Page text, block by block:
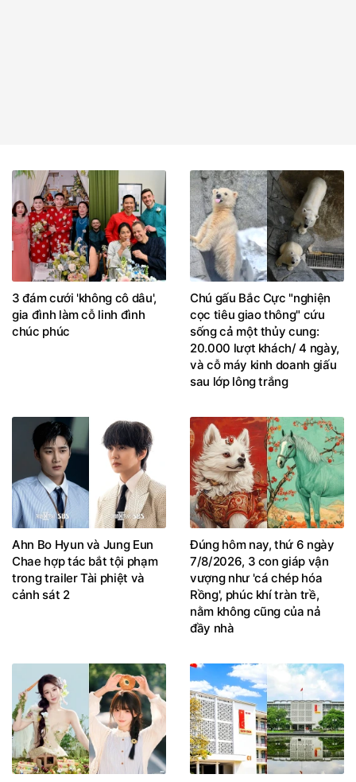
3 đám cưới 'không cô dâu',
gia đình làm cỗ linh đình
chúc phúc
Chú gấu Bắc Cực "nghiện
cọc tiêu giao thông" cứu
sống cả một thủy cung:
20.000 lượt khách/ 4 ngày,
và cỗ máy kinh doanh giấu
sau lớp lông trắng
Ahn Bo Hyun và Jung Eun
Chae hợp tác bắt tội phạm
trong trailer Tài phiệt và
cảnh sát 2
Đúng hôm nay, thứ 6 ngày
7/8/2026, 3 con giáp vận
vượng như 'cá chép hóa
Rồng', phúc khí tràn trề,
nằm không cũng của nả
đầy nhà